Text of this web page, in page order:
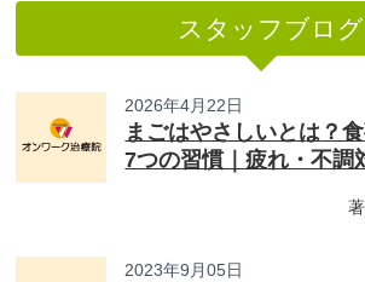
スタッフブログ
2026年4月22日
まごはやさしいとは？
7つの習慣｜疲れ・不調
2023年9月05日